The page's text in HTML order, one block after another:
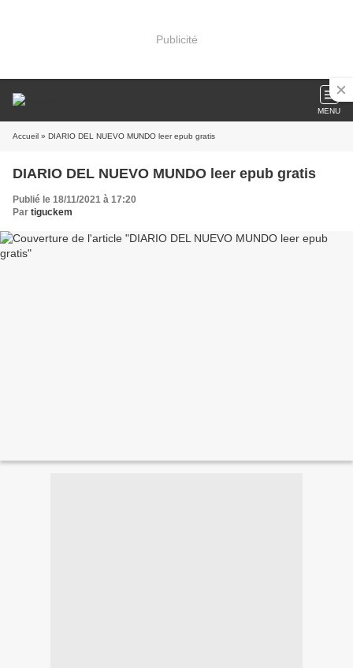
Publicité
MENU
Accueil » DIARIO DEL NUEVO MUNDO leer epub gratis
DIARIO DEL NUEVO MUNDO leer epub gratis
Publié le 18/11/2021 à 17:20
Par tiguckem